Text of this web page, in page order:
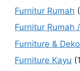
Furnitur Rumah
Furnitur Rumah
Furniture &
Furniture Kayu